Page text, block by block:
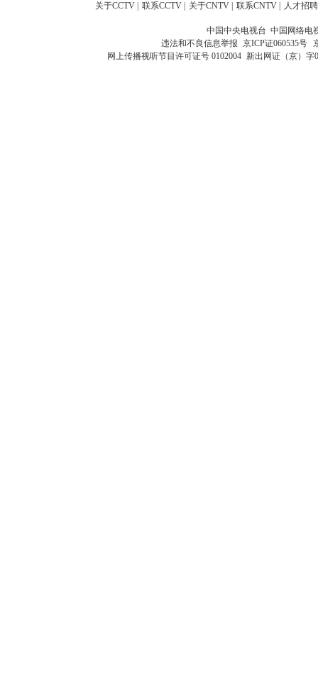
关于CCTV 联系CCTV 关于CNTV 联系CNTV 人才招聘
中国中央电视台 中国网络电
违法和不良信息举报 京ICP证060535号
网上传播视听节目许可证号 0102004 新出网证（京）